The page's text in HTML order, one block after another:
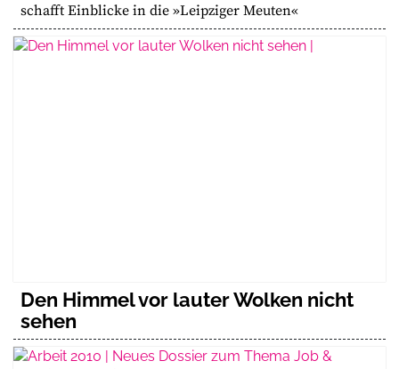
schafft Einblicke in die »Leipziger Meuten«
Den Himmel vor lauter Wolken nicht
sehen